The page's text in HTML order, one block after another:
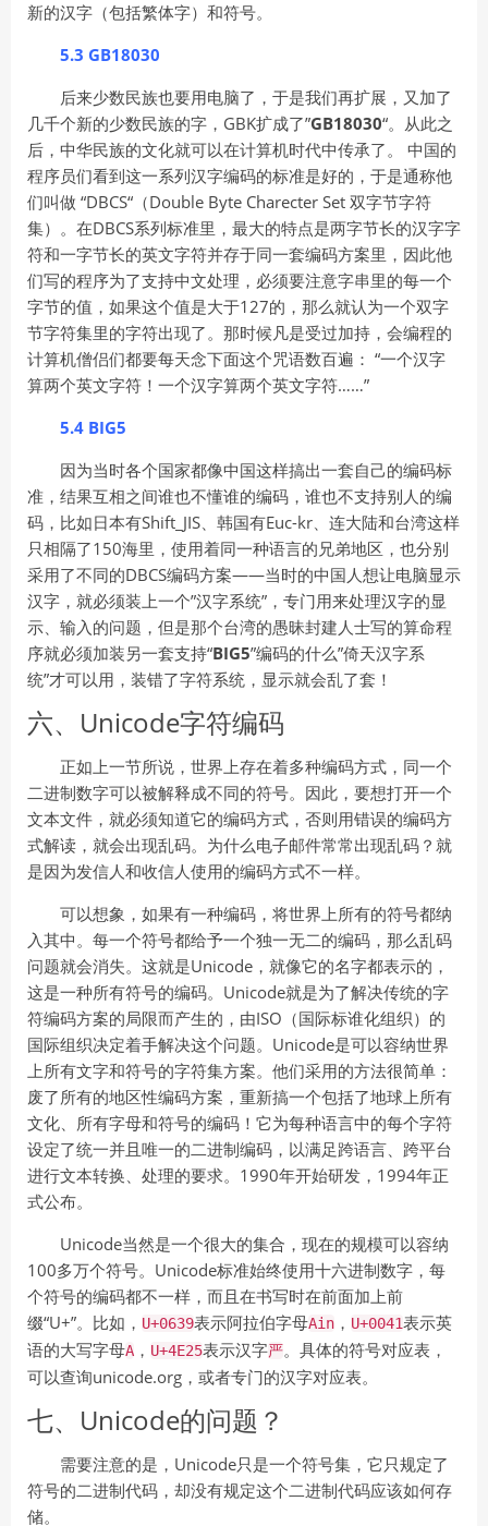
新的汉字（包括繁体字）和符号。
5.3 GB18030
后来少数民族也要用电脑了，于是我们再扩展，又加了
几千个新的少数民族的字，GBK扩成了”GB18030“。从此之
后，中华民族的文化就可以在计算机时代中传承了。 中国的
程序员们看到这一系列汉字编码的标准是好的，于是通称他
们叫做 “DBCS“（Double Byte Charecter Set 双字节字符
集）。在DBCS系列标准里，最大的特点是两字节长的汉字字
符和一字节长的英文字符并存于同一套编码方案里，因此他
们写的程序为了支持中文处理，必须要注意字串里的每一个
字节的值，如果这个值是大于127的，那么就认为一个双字
节字符集里的字符出现了。那时候凡是受过加持，会编程的
计算机僧侣们都要每天念下面这个咒语数百遍： “一个汉字
算两个英文字符！一个汉字算两个英文字符……”
5.4 BIG5
因为当时各个国家都像中国这样搞出一套自己的编码标
准，结果互相之间谁也不懂谁的编码，谁也不支持别人的编
码，比如日本有Shift_JIS、韩国有Euc-kr、连大陆和台湾这样
只相隔了150海里，使用着同一种语言的兄弟地区，也分别
采用了不同的DBCS编码方案——当时的中国人想让电脑显示
汉字，就必须装上一个”汉字系统”，专门用来处理汉字的显
示、输入的问题，但是那个台湾的愚昧封建人士写的算命程
序就必须加装另一套支持“BIG5”编码的什么”倚天汉字系
统”才可以用，装错了字符系统，显示就会乱了套！
六、Unicode字符编码
正如上一节所说，世界上存在着多种编码方式，同一个
二进制数字可以被解释成不同的符号。因此，要想打开一个
文本文件，就必须知道它的编码方式，否则用错误的编码方
式解读，就会出现乱码。为什么电子邮件常常出现乱码？就
是因为发信人和收信人使用的编码方式不一样。
可以想象，如果有一种编码，将世界上所有的符号都纳
入其中。每一个符号都给予一个独一无二的编码，那么乱码
问题就会消失。这就是Unicode，就像它的名字都表示的，
这是一种所有符号的编码。Unicode就是为了解决传统的字
符编码方案的局限而产生的，由ISO（国际标谁化组织）的
国际组织决定着手解决这个问题。Unicode是可以容纳世界
上所有文字和符号的字符集方案。他们采用的方法很简单：
废了所有的地区性编码方案，重新搞一个包括了地球上所有
文化、所有字母和符号的编码！它为每种语言中的每个字符
设定了统一并且唯一的二进制编码，以满足跨语言、跨平台
进行文本转换、处理的要求。1990年开始研发，1994年正
式公布。
Unicode当然是一个很大的集合，现在的规模可以容纳
100多万个符号。Unicode标准始终使用十六进制数字，每
个符号的编码都不一样，而且在书写时在前面加上前
缀“U+”。比如， U+0639表示阿拉伯字母Ain ， U+0041表示英
语的大写字母A ， U+4E25表示汉字严。具体的符号对应表，
可以查询unicode.org，或者专门的汉字对应表。
七、Unicode的问题？
需要注意的是，Unicode只是一个符号集，它只规定了
符号的二进制代码，却没有规定这个二进制代码应该如何存
储。